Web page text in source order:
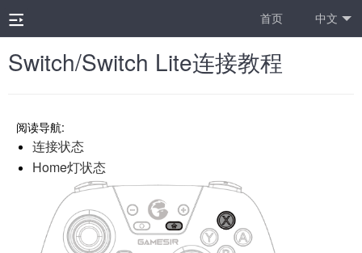
首页 中文
Switch/Switch Lite连接教程
阅读导航:
连接状态
Home灯状态